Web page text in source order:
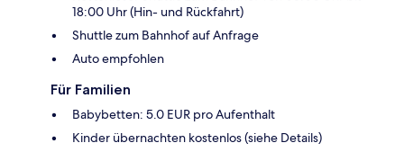
18:00 Uhr (Hin- und Rückfahrt)
Shuttle zum Bahnhof auf Anfrage
Auto empfohlen
Für Familien
Babybetten: 5.0 EUR pro Aufenthalt
Kinder übernachten kostenlos (siehe Details)